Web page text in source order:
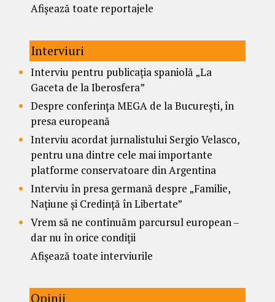
Afișează toate reportajele
Interviuri
Interviu pentru publicația spaniolă „La
Gaceta de la Iberosfera”
Despre conferința MEGA de la București, în
presa europeană
Interviu acordat jurnalistului Sergio Velasco,
pentru una dintre cele mai importante
platforme conservatoare din Argentina
Interviu în presa germană despre „Familie,
Națiune și Credință în Libertate”
Vrem să ne continuăm parcursul european –
dar nu în orice condiții
Afișează toate interviurile
Opinii